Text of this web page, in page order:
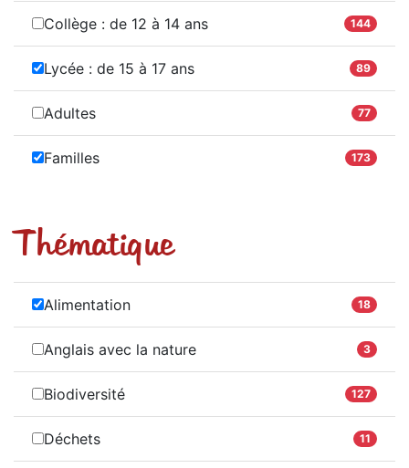
Collège : de 12 à 14 ans 144
Lycée : de 15 à 17 ans 89
Adultes 77
Familles 173
Thématique
Alimentation 18
Anglais avec la nature 3
Biodiversité 127
Déchets 11